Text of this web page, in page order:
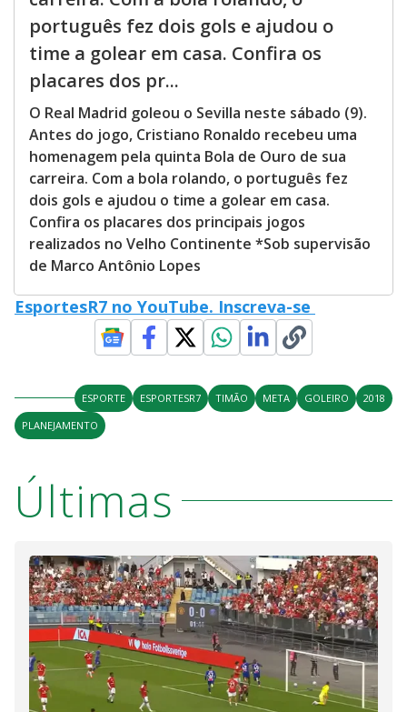
português fez dois gols e ajudou o
time a golear em casa. Confira os
placares dos pr...
O Real Madrid goleou o Sevilla neste sábado (9).
Antes do jogo, Cristiano Ronaldo recebeu uma
homenagem pela quinta Bola de Ouro de sua
carreira. Com a bola rolando, o português fez
dois gols e ajudou o time a golear em casa.
Confira os placares dos principais jogos
realizados no Velho Continente *Sob supervisão
de Marco Antônio Lopes
EsportesR7 no YouTube. Inscreva-se
ESPORTE ESPORTESR7 TIMÃO META GOLEIRO
2018
PLANEJAMENTO
Últimas